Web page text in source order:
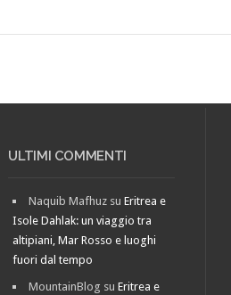
ULTIMI COMMENTI
Naquib Mafhuz suEritrea e
Isole Dahlak: un viaggio tra
altipiani, Mar Rosso e luoghi
fuori dal tempo
MountainBlog suEritrea e